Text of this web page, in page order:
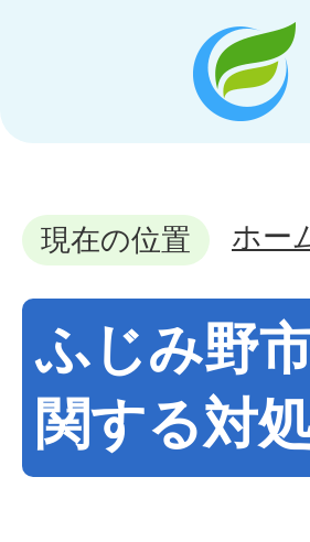
現在の位置 ホー
ふじみ野
関する対